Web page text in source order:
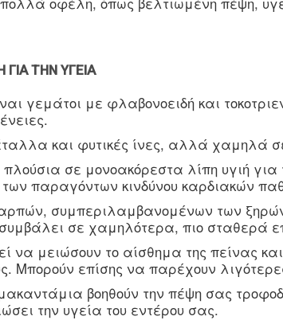
ΤΗΝ ΥΓΕΊΑ
γεμάτοι με φλαβονοειδή και
και φυτικές ίνες, αλλά χαμηλά
σε μονοακόρεστα λίπη υγιή
των παραγόντων κινδύνου καρδιακών
συμπεριλαμβανομένων των
σε χαμηλότερα, πιο σταθερά
να μειώσουν το αίσθημα της πείνας
Μπορούν επίσης να παρέχουν
βοηθούν την πέψη σας
την υγεία του εντέρου σας.